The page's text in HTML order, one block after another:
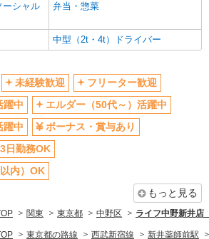
週2～3日勤務OK
OK
扶養内勤務OK
社会保険あり
ーシャル
弁当・惣菜
中型（2t・4t）ドライバー
未経験歓迎
フリーター歓迎
躍中
エルダー（50代～）活躍中
躍中
ボーナス・賞与あり
日勤務OK
内）OK
もっと見る
関東 東京都 中野区 ライフ中野新井店
東京都の路線 西武新宿線 新井薬師前駅